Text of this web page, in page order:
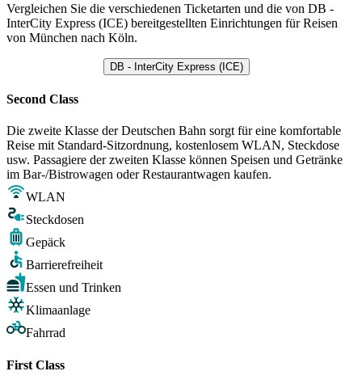
Vergleichen Sie die verschiedenen Ticketarten und die von DB -
InterCity Express (ICE) bereitgestellten Einrichtungen für Reisen
von München nach Köln.
DB - InterCity Express (ICE)
Second Class
Die zweite Klasse der Deutschen Bahn sorgt für eine komfortable
Reise mit Standard-Sitzordnung, kostenlosem WLAN, Steckdose
usw. Passagiere der zweiten Klasse können Speisen und Getränke
im Bar-/Bistrowagen oder Restaurantwagen kaufen.
WLAN
Steckdosen
Gepäck
Barrierefreiheit
Essen und Trinken
Klimaanlage
Fahrrad
First Class